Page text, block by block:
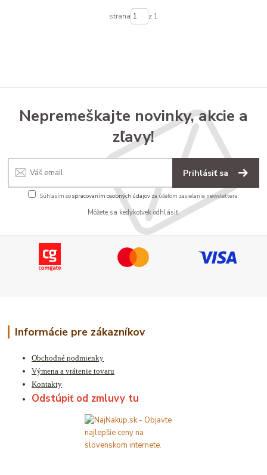
strana z 1
Nepremeškajte novinky, akcie a
zľavy!
Prihlásiť sa
Súhlasím sospracovaním osobných údajov za účelom zasielania newslettera.
Môžete sa kedykoľvek odhlásiť.
Informácie pre zákazníkov
Obchodné podmienky
Výmena a vrátenie tovaru
Kontakty
Odstúpiť od zmluvy tu